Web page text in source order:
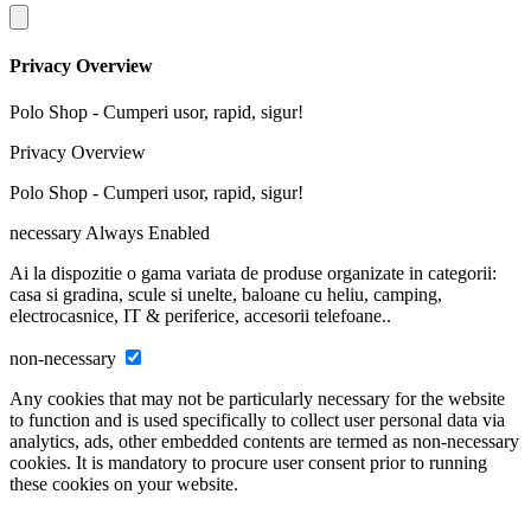
Privacy Overview
Polo Shop - Cumperi usor, rapid, sigur!
Privacy Overview
Polo Shop - Cumperi usor, rapid, sigur!
necessary Always Enabled
Ai la dispozitie o gama variata de produse organizate in categorii:
casa si gradina, scule si unelte, baloane cu heliu, camping,
electrocasnice, IT & periferice, accesorii telefoane..
non-necessary
Any cookies that may not be particularly necessary for the website
to function and is used specifically to collect user personal data via
analytics, ads, other embedded contents are termed as non-necessary
cookies. It is mandatory to procure user consent prior to running
these cookies on your website.